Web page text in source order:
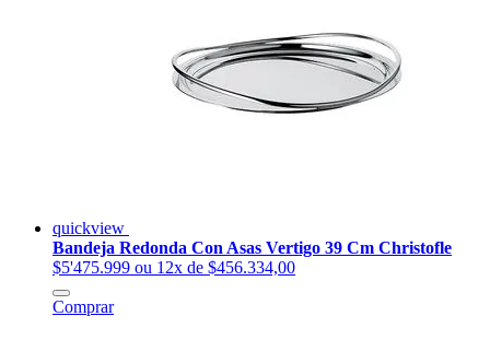
quickview
Bandeja Redonda Con Asas Vertigo 39 Cm Christofle
$5'475.999 ou 12x de $456.334,00
Comprar